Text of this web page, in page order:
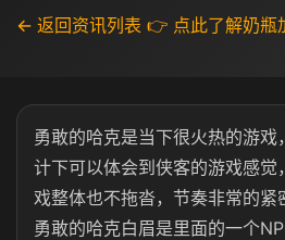
← 返回资讯列表 👉 点此了解奶瓶
勇敢的哈克是当下很火热的游
计下可以体会到侠客的游戏感觉
戏整体也不拖沓，节奏非常的紧
勇敢的哈克白眉是里面的一个